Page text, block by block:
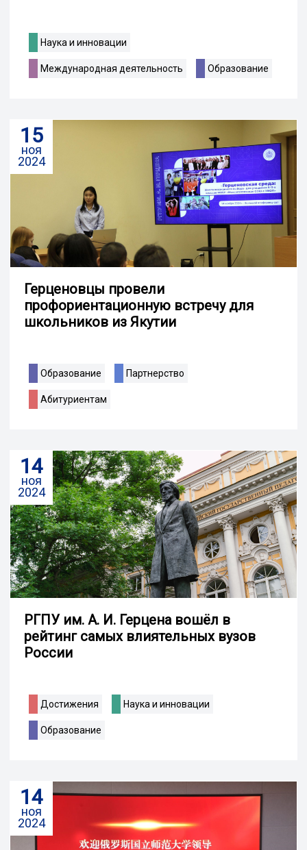
Наука и инновации
Международная деятельность Образование
15
ноя
2024
Герценовцы провели
профориентационную встречу для
школьников из Якутии
Образование Партнерство
Абитуриентам
14
ноя
2024
РГПУ им. А. И. Герцена вошёл в
рейтинг самых влиятельных вузов
России
Достижения Наука и инновации
Образование
14
ноя
2024